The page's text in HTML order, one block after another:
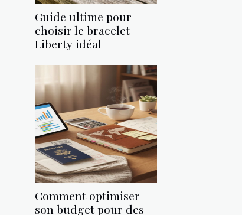
Guide ultime pour
choisir le bracelet
Liberty idéal
Comment optimiser
son budget pour des